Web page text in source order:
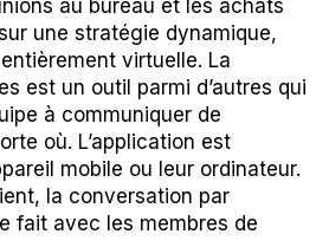
au bureau et les achats
une stratégie dynamique,
virtuelle. La
est un outil parmi d’autres qui
à communiquer de
où. L’application est
mobile ou leur ordinateur.
la conversation par
fait avec les membres de